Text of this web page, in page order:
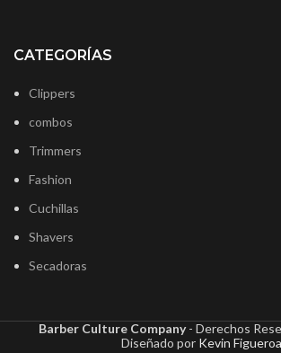
CATEGORÍAS
Clippers
combos
Trimmers
Fashion
Cuchillas
Shavers
Secadoras
Barber Culture Company- Derechos
Diseñado por Kevin Figueroa